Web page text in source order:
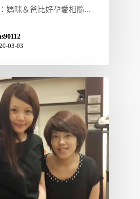
媽咪＆爸比好孕愛相隨...
03-03